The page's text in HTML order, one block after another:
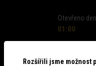
Otevřeno
01:00
Rozšířili jsme možnost